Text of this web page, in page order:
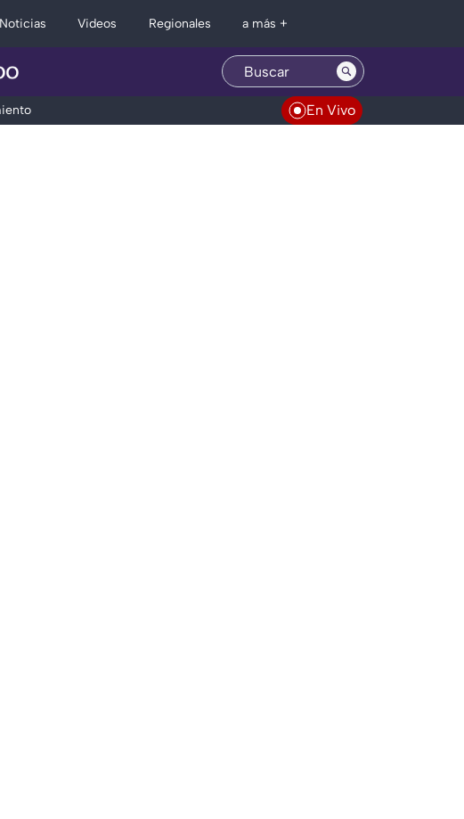
Videos Regionales a más +
En Vivo